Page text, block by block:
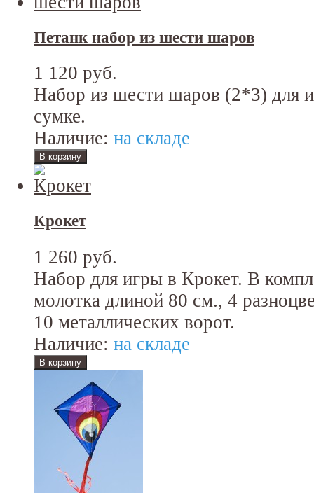
Петанк набор из шести шаров
1 120 руб.
Набор из шести шаров (2*3) для
сумке.
Наличие: на складе
Крокет
1 260 руб.
Набор для игры в Крокет. В
молотка длиной 80 см., 4
10 металлических ворот.
Наличие: на складе